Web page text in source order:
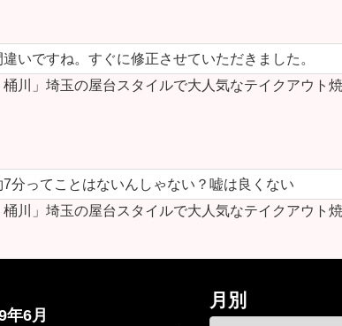
いですね。すぐに修正させていただきました。
川」埼玉の屋台スタイルで大人気なテイクアウト
7分ってことはないんしゃない？嘘は良くない
川」埼玉の屋台スタイルで大人気なテイクアウト
年6月
月別